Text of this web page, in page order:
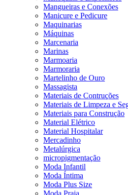
Mangueiras e Conexões
Manicure e Pedicure
Maquinarias
Máquinas
Marcenaria
Marinas
Marmoaria
Marmoraria
Martelinho de Ouro
Massagista
Materiais de Contruções
Materiais de Limpeza e
Materiais para Construção
Material Elétrico
Material Hospitalar
Mercadinho
Metalúrgica
micropigmentação
Moda Infantil
Moda Íntima
Moda Plus Size
Moda Praia